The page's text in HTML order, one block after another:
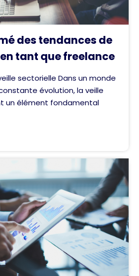
des tendances de
tant que freelance
sectorielle Dans un monde
évolution, la veille
un élément fondamental